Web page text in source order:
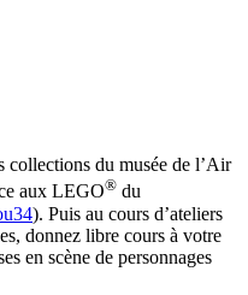
collections du musée de l’Air
aux LEGO® du
). Puis au cours d’ateliers
donnez libre cours à votre
en scène de personnages